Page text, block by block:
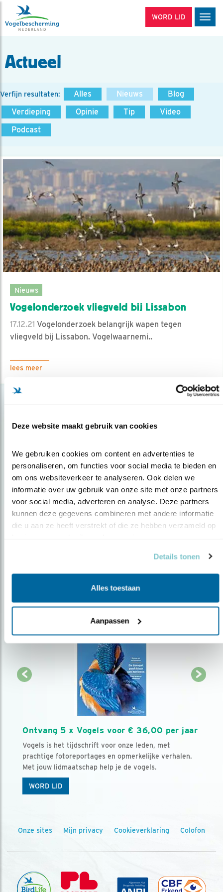
Deze website maakt gebruik van cookies
We gebruiken cookies om content en advertenties te
personaliseren, om functies voor social media te bieden en
om ons websiteverkeer te analyseren. Ook delen we
informatie over uw gebruik van onze site met onze partners
voor social media, adverteren en analyse. Deze partners
kunnen deze gegevens combineren met andere informatie
die u aan ze heeft verstrekt of die ze hebben verzameld op
Details tonen
Alles toestaan
Aanpassen
WORD LID
Actueel
Verfijn resultaten: Alles Nieuws
Blog
Verdieping
Opinie Tip
Video
Podcast
Nieuws
Vogelonderzoek vliegveld bij Lissabon
17.12.21 Vogelonderzoek belangrijk wapen tegen
vliegveld bij Lissabon. Vogelwaarnemi..
lees meer
Op de hoogte blijven?
over vogels en activiteiten van Vogelbescherming.
AANMELDEN VOGELNIEUWS
Ontvang 5 x Vogels voor € 36,00 per jaar
Vogels is het tijdschrift voor onze leden, met
prachtige fotoreportages en opmerkelijke verhalen.
Met jouw lidmaatschap help je de vogels.
WORD LID
Onze sites Mijn privacy Cookieverklaring Colofon